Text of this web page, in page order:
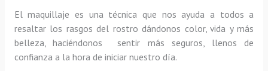
El maquillaje es una técnica que nos ayuda a todos a
resaltar los rasgos del rostro dándonos color, vida y más
belleza, haciéndonos sentir más seguros, llenos de
confianza a la hora de iniciar nuestro día.